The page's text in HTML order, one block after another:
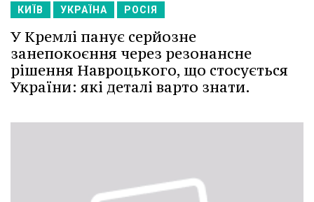
КИЇВ УКРАЇНА РОСІЯ
У Кремлі панує серйозне
занепокоєння через резонансне
рішення Навроцького, що стосується
України: які деталі варто знати.